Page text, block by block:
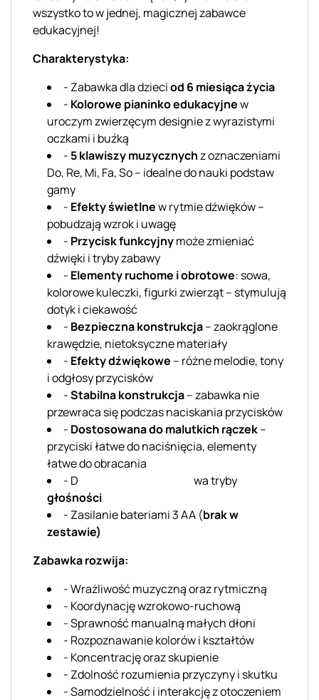
wszystko to w jednej, magicznej zabawce
edukacyjnej!
Charakterystyka:
- Zabawka dla dzieciod 6 miesiąca życia
- Kolorowe pianinko edukacyjnew
uroczym zwierzęcym designie z wyrazistymi
oczkami i buźką
- 5 klawiszy muzycznychz oznaczeniami
Do, Re, Mi, Fa, So – idealne do nauki podstaw
gamy
- Efekty świetlnew rytmie dźwięków –
pobudzają wzrok i uwagę
- Przycisk funkcyjnymoże zmieniać
dźwięki i tryby zabawy
- Elementy ruchome i obrotowe: sowa,
kolorowe kuleczki, figurki zwierząt – stymulują
dotyk i ciekawość
- Bezpieczna konstrukcja– zaokrąglone
krawędzie, nietoksyczne materiały
- Efekty dźwiękowe – różne melodie, tony
i odgłosy przycisków
-Stabilna konstrukcja– zabawka nie
przewraca się podczas naciskania przycisków
- Dostosowana do malutkich rączek–
przyciski łatwe do naciśnięcia, elementy
łatwe do obracania
- D wa tryby
głośności
- Zasilanie bateriami 3 AA (brak w
zestawie)
Zabawka rozwija:
- Wrażliwość muzyczną oraz rytmiczną
- Koordynację wzrokowo-ruchową
- Sprawność manualną małych dłoni
- Rozpoznawanie kolorów i kształtów
- Koncentrację oraz skupienie
- Zdolność rozumienia przyczyny i skutku
- Samodzielność i interakcję z otoczeniem